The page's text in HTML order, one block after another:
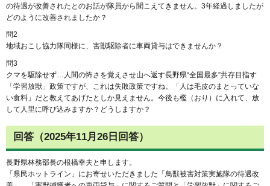
の待遇が改善されたとのお話が隊員から聞こえてきません。3年経過しましたが
どのように改善されましたか？
問2
地域おこし協力隊同様に、害獣駆除者に車両貸与はできませんか？
問3
クマを駆除せず…人間の怖さを覚えさせ山へ返す長野県“全国最多”共存目指す
「学習放獣」政策ですが、これは失敗政策ですね。「人は毛皮のまとっていな
い食料」だと教えてあげたとしか見えません。今後も檻（おり）に入れて、放
して人里に呼び込みますか？どうしますか？
回答（2025年11月26日回答）
長野県林務部長の根橋幸夫と申します。
「県民ホットライン」にお寄せいただきました「鳥獣被害対策実施隊の待遇改